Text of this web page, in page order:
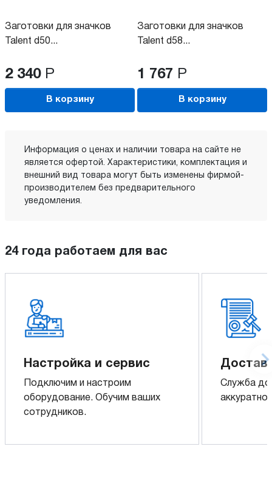
Заготовки для значков
Talent d50...
2 340 Р
В корзину
Заготовки для значков
Talent d58...
1 767 Р
В корзину
Информация о ценах и наличии товара на сайте не
является офертой. Характеристики, комплектация и
внешний вид товара могут быть изменены фирмой-
производителем без предварительного
уведомления.
24 года работаем для вас
Настройка и сервис
Подключим и настроим
оборудование. Обучим ваших
сотрудников.
Служба
аккуратно